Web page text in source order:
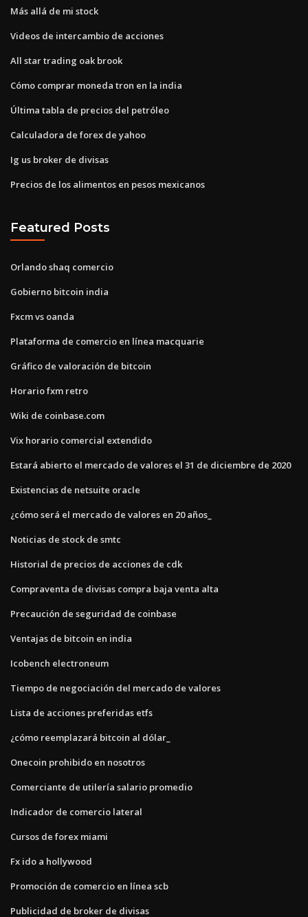
Más allá de mi stock
Videos de intercambio de acciones
All star trading oak brook
Cómo comprar moneda tron ​​en la india
Última tabla de precios del petróleo
Calculadora de forex de yahoo
Ig us broker de divisas
Precios de los alimentos en pesos mexicanos
Featured Posts
Orlando shaq comercio
Gobierno bitcoin india
Fxcm vs oanda
Plataforma de comercio en línea macquarie
Gráfico de valoración de bitcoin
Horario fxm retro
Wiki de coinbase.com
Vix horario comercial extendido
Estará abierto el mercado de valores el 31 de diciembre de 2020
Existencias de netsuite oracle
¿cómo será el mercado de valores en 20 años_
Noticias de stock de smtc
Historial de precios de acciones de cdk
Compraventa de divisas compra baja venta alta
Precaución de seguridad de coinbase
Ventajas de bitcoin en india
Icobench electroneum
Tiempo de negociación del mercado de valores
Lista de acciones preferidas etfs
¿cómo reemplazará bitcoin al dólar_
Onecoin prohibido en nosotros
Comerciante de utilería salario promedio
Indicador de comercio lateral
Cursos de forex miami
Fx ido a hollywood
Promoción de comercio en línea scb
Publicidad de broker de divisas